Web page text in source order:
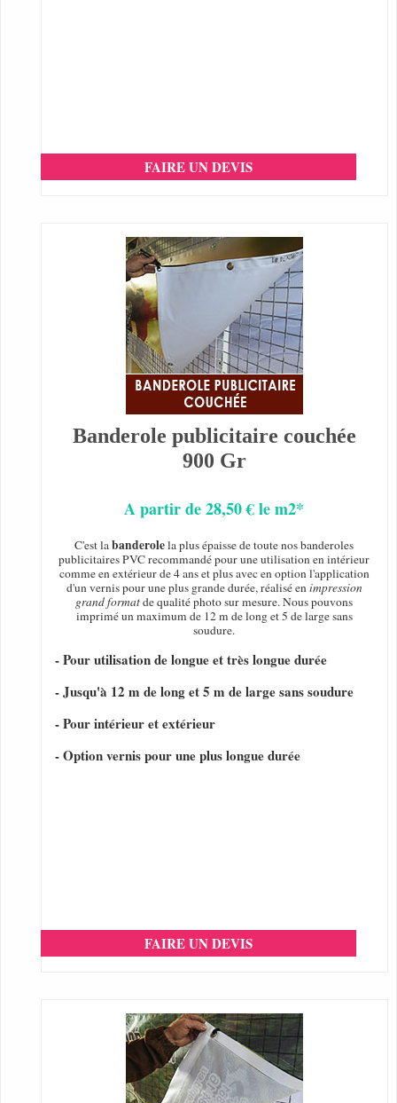
FAIRE UN DEVIS
Banderole publicitaire couchée
900 Gr
A partir de 28,50 € le m2*
C'est labanderolela plus épaisse de toute nos banderoles
publicitaires PVC recommandé pour une utilisation en intérieur
comme en extérieur de 4 ans et plus avec en option l'application
d'un vernis pour une plus grande durée, réalisé enimpression
grand formatde qualité photo sur mesure. Nous pouvons
imprimé un maximum de 12 m de long et 5 de large sans
soudure.
- Pour utilisation de longue et très longue durée
- Jusqu'à 12 m de long et 5 m de large sans soudure
- Pour intérieur et extérieur
- Option vernis pour une plus longue durée
FAIRE UN DEVIS